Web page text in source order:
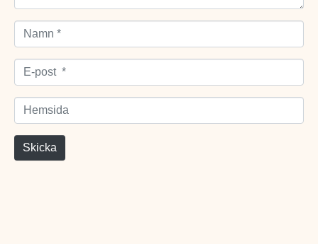
Namn *
E-post *
Hemsida
Skicka